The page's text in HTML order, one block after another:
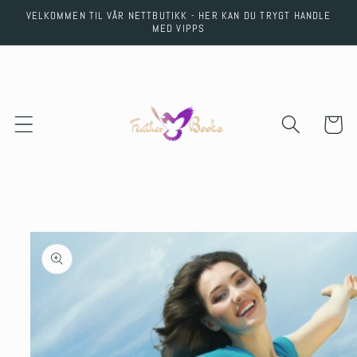
Skip to
VELKOMMEN TIL VÅR NETTBUTIKK - HER KAN DU TRYGT HANDLE
MED VIPPS
Cart
Skip to
product
information